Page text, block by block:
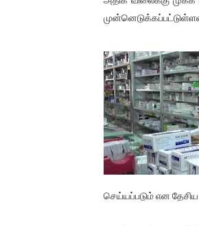
கைது
பிரபல
செய்யப்படும் என